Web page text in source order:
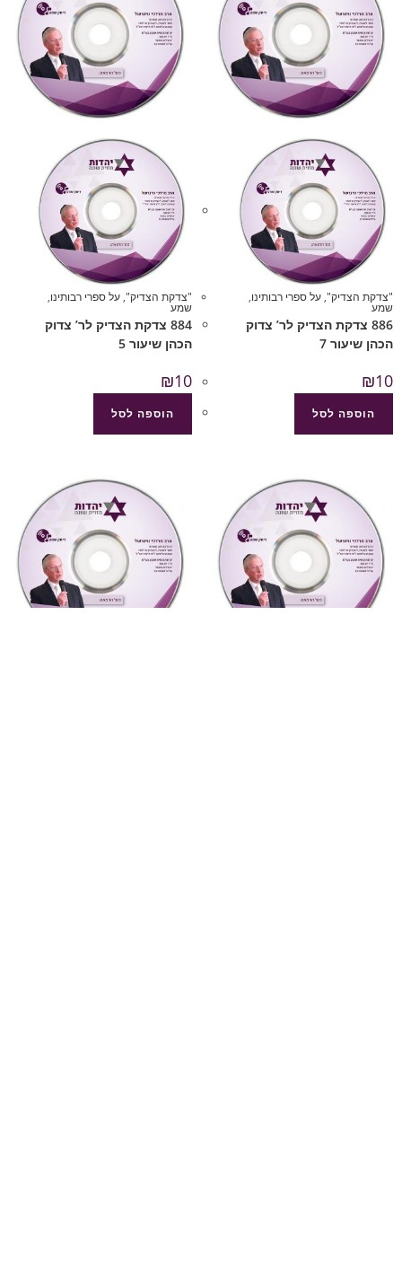
"צדקת הצדיק",על ספרי רבותינו,
שמע
886 צדקת הצדיק לר’ צדוק
הכהן שיעור 7
₪10
הוספה לסל
"צדקת הצדיק",על ספרי רבותינו,
שמע
884 צדקת הצדיק לר’ צדוק
הכהן שיעור 5
₪10
הוספה לסל